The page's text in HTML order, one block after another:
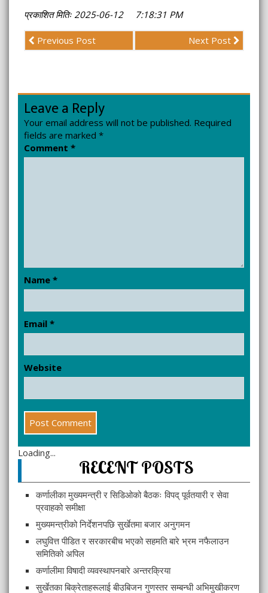
प्रकाशित मितिः 2025-06-12 7:18:31 PM
Previous Post Next Post
Leave a Reply
Your email address will not be published. Required
fields are marked *
Comment *
Name *
Email *
Website
Loading...
RECENT POSTS
कर्णालीका मुख्यमन्त्री र सिडिओको बैठकः विपद् पूर्वतयारी र सेवा
प्रवाहको समीक्षा
मुख्यमन्त्रीको निर्देशनपछि सुर्खेतमा बजार अनुगमन
लघुवित्त पीडित र सरकारबीच भएको सहमति बारे भ्रम नफैलाउन
समितिको अपिल
कर्णालीमा विषादी व्यवस्थापनबारे अन्तरक्रिया
सुर्खेतका बिक्रेताहरूलाई बीउबिजन गुणस्तर सम्बन्धी अभिमुखीकरण